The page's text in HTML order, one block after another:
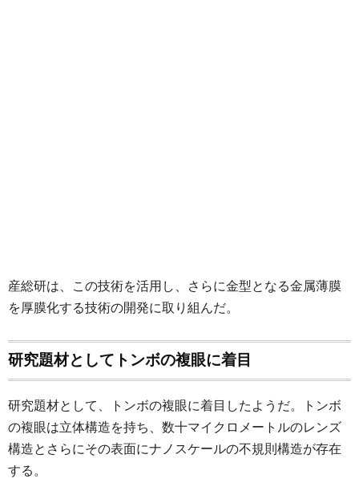
産総研は、この技術を活用し、さらに金型となる金属薄膜
を厚膜化する技術の開発に取り組んだ。
研究題材としてトンボの複眼に着目
研究題材として、トンボの複眼に着目したようだ。トンボ
の複眼は立体構造を持ち、数十マイクロメートルのレンズ
構造とさらにその表面にナノスケールの不規則構造が存在
する。